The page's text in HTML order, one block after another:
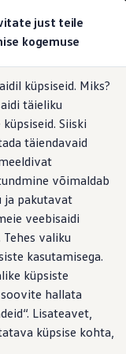
just teile
kogemuse
küpsiseid. Miks?
täieliku
Siiski
täiendavaid
võimaldab
ja pakutavat
veebisaidi
valiku
kasutamisega.
küpsiste
soovite hallata
Lisateavet,
küpsise kohta,
ülesandeks valmis
Volkswagenile!
Assist